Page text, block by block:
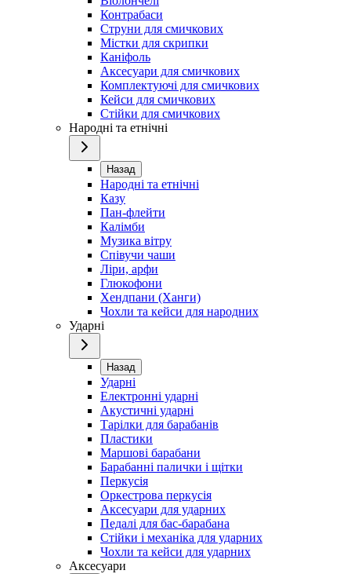
Контрабаси
Струни для смичкових
Містки для скрипки
Каніфоль
Аксесуари для смичкових
Комплектуючі для смичкових
Кейси для смичкових
Стійки для смичкових
Народні та етнічні
Назад
Народні та етнічні
Казу
Пан-флейти
Калімби
Музика вітру
Співучи чаши
Ліри, арфи
Глюкофони
Хендпани (Ханги)
Чохли та кейси для народних
Ударні
Назад
Ударні
Електронні ударні
Акустичні ударні
Тарілки для барабанів
Пластики
Маршові барабани
Барабанні палички і щітки
Перкусія
Оркестрова перкусія
Аксесуари для ударних
Педалі для бас-барабана
Стійки і механіка для ударних
Чохли та кейси для ударних
Аксесуари